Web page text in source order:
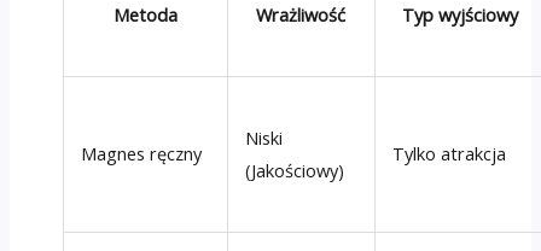
Metoda Wrażliwość Typ wyjściowy
Magnes ręczny
Niski
(Jakościowy)
Tylko atrakcja